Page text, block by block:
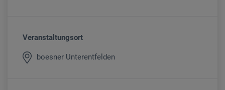
Veranstaltungsort
boesner Unterentfelden